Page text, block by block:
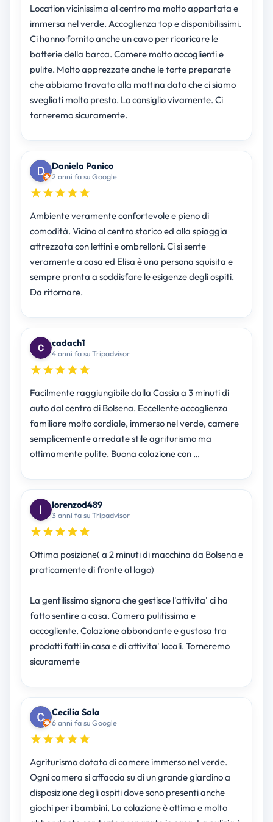
Location vicinissima al centro ma molto appartata e
immersa nel verde. Accoglienza top e disponibilissimi.
Ci hanno fornito anche un cavo per ricaricare le
batterie della barca. Camere molto accoglienti e
pulite. Molto apprezzate anche le torte preparate
che abbiamo trovato alla mattina dato che ci siamo
svegliati molto presto. Lo consiglio vivamente. Ci
torneremo sicuramente.
Daniela Panico
2 anni fa su Google
Ambiente veramente confortevole e pieno di
comodità. Vicino al centro storico ed alla spiaggia
attrezzata con lettini e ombrelloni. Ci si sente
veramente a casa ed Elisa è una persona squisita e
sempre pronta a soddisfare le esigenze degli ospiti.
Da ritornare.
cadach1
4 anni fa su Tripadvisor
Facilmente raggiungibile dalla Cassia a 3 minuti di
auto dal centro di Bolsena. Eccellente accoglienza
familiare molto cordiale, immerso nel verde, camere
semplicemente arredate stile agriturismo ma
ottimamente pulite. Buona colazione con …
lorenzod489
3 anni fa su Tripadvisor
Ottima posizione( a 2 minuti di macchina da Bolsena e
praticamente di fronte al lago)
La gentilissima signora che gestisce l'attivita' ci ha
fatto sentire a casa. Camera pulitissima e
accogliente. Colazione abbondante e gustosa tra
prodotti fatti in casa e di attivita' locali. Torneremo
sicuramente
Cecilia Sala
6 anni fa su Google
Agriturismo dotato di camere immerso nel verde.
Ogni camera si affaccia su di un grande giardino a
disposizione degli ospiti dove sono presenti anche
giochi per i bambini. La colazione è ottima e molto